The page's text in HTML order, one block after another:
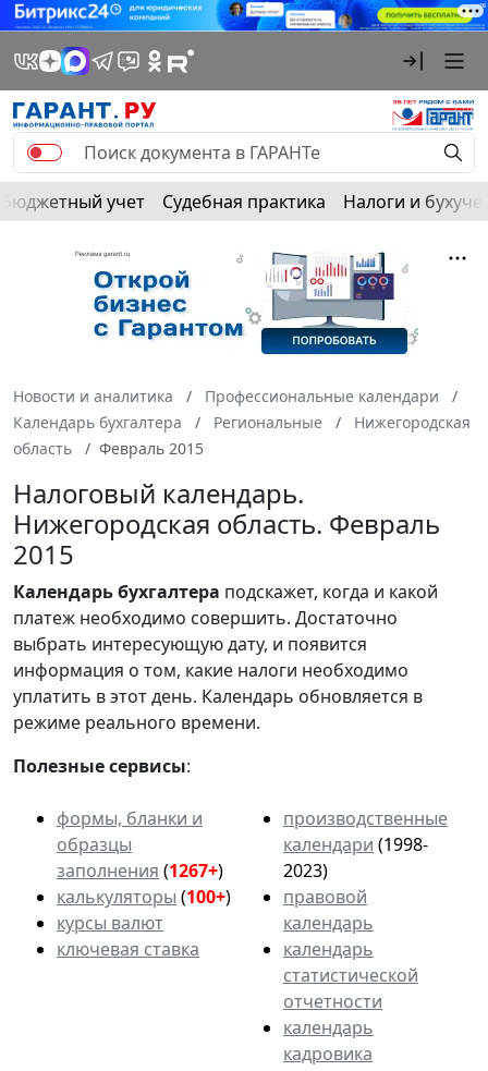
Бюджетный учет Судебная практика Налоги и
Новости и аналитика
Профессиональные календари
Календарь бухгалтера
Региональные
Нижегородская
область
Февраль 2015
Налоговый календарь.
Нижегородская область. Февраль
2015
Календарьбухгалтера подскажет, когда и какой
платеж необходимо совершить. Достаточно
выбрать интересующую дату, и появится
информация о том, какие налоги необходимо
уплатить в этот день. Календарь обновляется в
режиме реального времени.
Полезные сервисы:
формы, бланки и
образцы
заполнения (1267+)
калькуляторы (100+)
курсы валют
ключевая ставка
производственные
календари (1998-
2023)
правовой
календарь
календарь
статистической
отчетности
календарь
кадровика